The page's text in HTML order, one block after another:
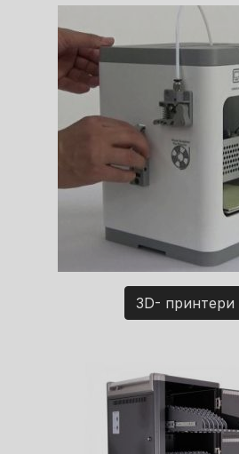
3D- принтери